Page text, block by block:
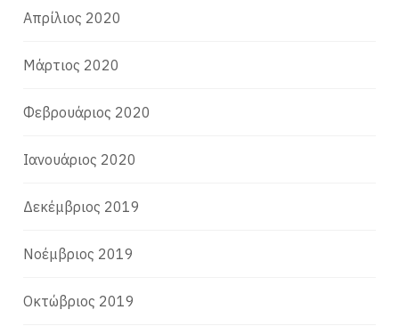
Απρίλιος 2020
Μάρτιος 2020
Φεβρουάριος 2020
Ιανουάριος 2020
Δεκέμβριος 2019
Νοέμβριος 2019
Οκτώβριος 2019